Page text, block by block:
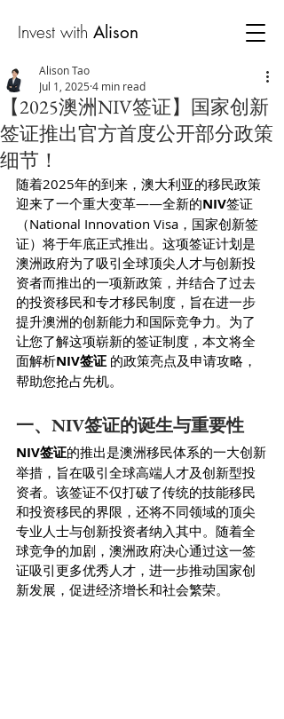
Invest with Alison
【2025澳洲NIV签证】国家创新
签证推出官方首度公开部分政策
细节！
Alison Tao
Jul 1, 2025 4 min read
随着2025年的到来，澳大利亚的移民政策
迎来了一个重大变革——全新的NIV签证
（National Innovation Visa，国家创新签
证）将于年底正式推出。这项签证计划是
澳洲政府为了吸引全球顶尖人才与创新投
资者而推出的一项新政策，并结合了过去
的投资移民和专才移民制度，旨在进一步
提升澳洲的创新能力和国际竞争力。为了
让您了解这项崭新的签证制度，本文将全
面解析NIV签证 的政策亮点及申请攻略，
帮助您抢占先机。
一、NIV签证的诞生与重要性
NIV签证的推出是澳洲移民体系的一大创新
举措，旨在吸引全球高端人才及创新型投
资者。该签证不仅打破了传统的技能移民
和投资移民的界限，还将不同领域的顶尖
专业人士与创新投资者纳入其中。随着全
球竞争的加剧，澳洲政府决心通过这一签
证吸引更多优秀人才，进一步推动国家创
新发展，促进经济增长和社会繁荣。